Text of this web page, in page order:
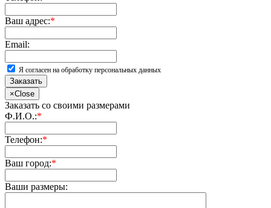
Ваш адрес:*
Email:
Я согласен на обработку персональных данных
Заказать
×Close
Заказать со своими размерами
Ф.И.О.:*
Телефон:*
Ваш город:*
Ваши размеры: